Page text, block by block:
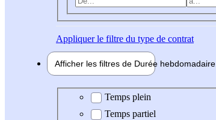
Appliquerle filtre du type de contrat
Afficher les filtres de Durée hebdomadaire
Durée hebdomadaire
Temps plein
Temps partiel